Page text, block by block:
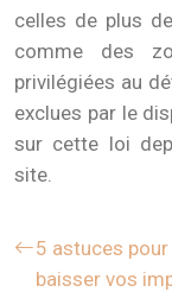
celles de plus
comme des
privilégiées au
exclues par le
sur cette loi
site.
5 astuces
baisser vos